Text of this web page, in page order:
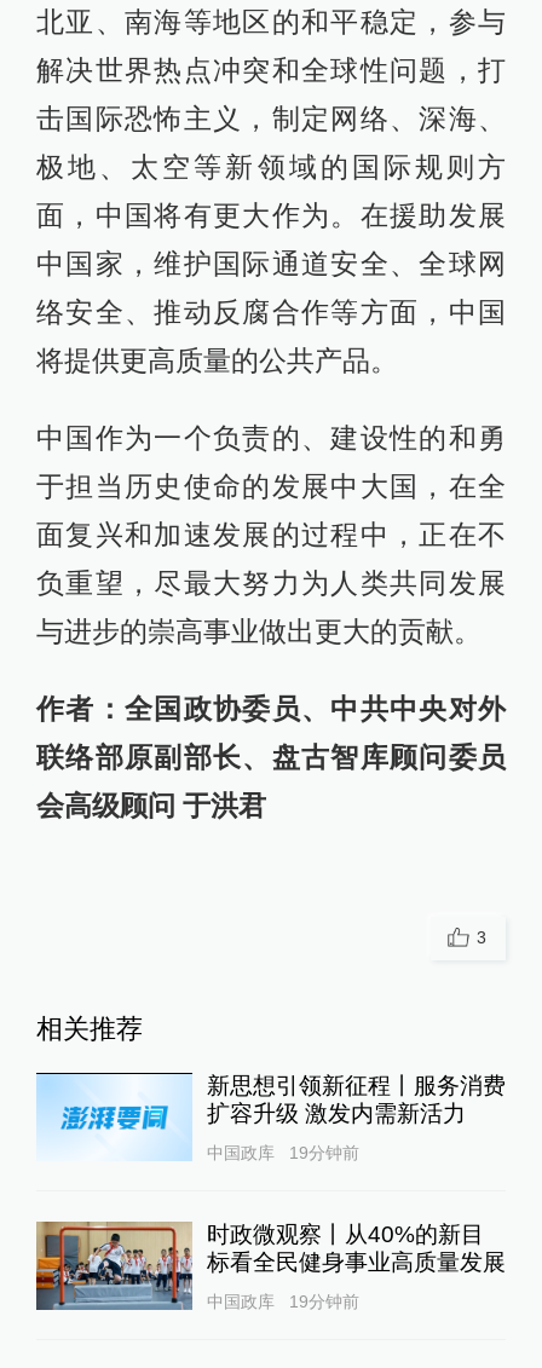
北亚、南海等地区的和平稳定，参与
解决世界热点冲突和全球性问题，打
击国际恐怖主义，制定网络、深海、
极地、太空等新领域的国际规则方
面，中国将有更大作为。在援助发展
中国家，维护国际通道安全、全球网
络安全、推动反腐合作等方面，中国
将提供更高质量的公共产品。
中国作为一个负责的、建设性的和勇
于担当历史使命的发展中大国，在全
面复兴和加速发展的过程中，正在不
负重望，尽最大努力为人类共同发展
与进步的崇高事业做出更大的贡献。
作者：全国政协委员、中共中央对外
联络部原副部长、盘古智库顾问委员
会高级顾问 于洪君
3
相关推荐
新思想引领新征程丨服务消费
扩容升级 激发内需新活力
中国政库 19分钟前
时政微观察丨从40%的新目
标看全民健身事业高质量发展
中国政库 19分钟前